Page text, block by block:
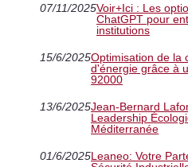
07/11/2025Voir+Ici : Les
ChatGPT pour
institutions
15/6/2025Optimisation de la
d'énergie grâce à
92000
13/6/2025Jean-Bernard
Leadership
Méditerranée
01/6/2025Leaneo: Votre